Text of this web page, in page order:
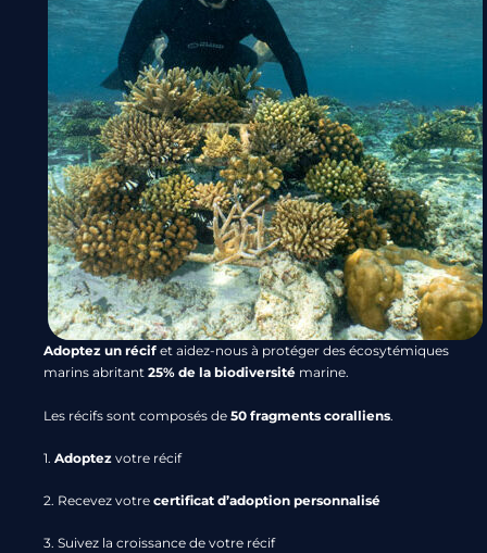
Adoptez un récif et aidez-nous à protéger des écosytémiques
marins abritant 25% de la biodiversité marine.
Les récifs sont composés de 50 fragments coralliens.
1. Adoptez votre récif
2. Recevez votre certificat d’adoption personnalisé
3. Suivez la croissance de votre récif